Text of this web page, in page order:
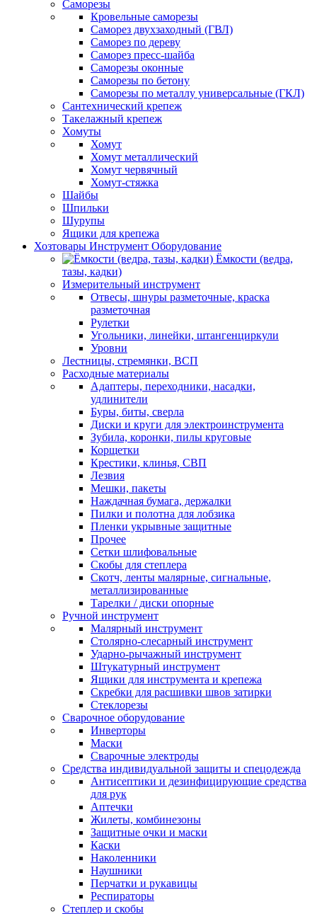
Саморезы
Кровельные саморезы
Саморез двухзаходный (ГВЛ)
Саморез по дереву
Саморез пресс-шайба
Саморезы оконные
Саморезы по бетону
Саморезы по металлу универсальные (ГКЛ)
Сантехнический крепеж
Такелажный крепеж
Хомуты
Хомут
Хомут металлический
Хомут червячный
Хомут-стяжка
Шайбы
Шпильки
Шурупы
Ящики для крепежа
Хозтовары Инструмент Оборудование
Ёмкости (ведра,
тазы, кадки)
Измерительный инструмент
Отвесы, шнуры разметочные, краска
разметочная
Рулетки
Угольники, линейки, штангенциркули
Уровни
Лестницы, стремянки, ВСП
Расходные материалы
Адаптеры, переходники, насадки,
удлинители
Буры, биты, сверла
Диски и круги для электроинструмента
Зубила, коронки, пилы круговые
Корщетки
Крестики, клинья, СВП
Лезвия
Мешки, пакеты
Наждачная бумага, держалки
Пилки и полотна для лобзика
Пленки укрывные защитные
Прочее
Сетки шлифовальные
Скобы для степлера
Скотч, ленты малярные, сигнальные,
металлизированные
Тарелки / диски опорные
Ручной инструмент
Малярный инструмент
Столярно-слесарный инструмент
Ударно-рычажный инструмент
Штукатурный инструмент
Ящики для инструмента и крепежа
Скребки для расшивки швов затирки
Стеклорезы
Сварочное оборудование
Инверторы
Маски
Сварочные электроды
Средства индивидуальной защиты и спецодежда
Антисептики и дезинфицирующие средства
для рук
Аптечки
Жилеты, комбинезоны
Защитные очки и маски
Каски
Наколенники
Наушники
Перчатки и рукавицы
Респираторы
Степлер и скобы